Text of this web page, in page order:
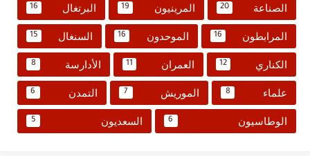
الصناعة 20 المرينيون 19 البرتغال 16
المرابطون 16 الموحدون 16 السنغال 15
الكناري 12 العمران 11 الأدارسة 8
علماء 8 الموريش 7 التمدن 6
الوطاسيون 6 السعديون 5